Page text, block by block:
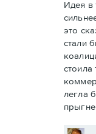
Идея в
это
стали
стоила
легла